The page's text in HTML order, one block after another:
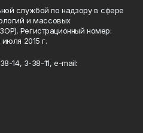
службой по надзору в сфере
и массовых
Регистрационный номер:
2015 г.
14, 3-38-11, e-mail: